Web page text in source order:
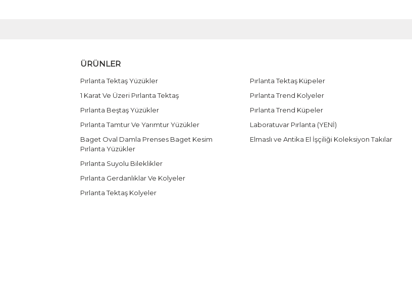
ÜRÜNLER
Pırlanta Tektaş Yüzükler
1 Karat Ve Üzeri Pırlanta Tektaş
Pırlanta Beştaş Yüzükler
Pırlanta Tamtur Ve Yarımtur Yüzükler
Baget Oval Damla Prenses Baget Kesim
Pırlanta Yüzükler
Pırlanta Suyolu Bileklikler
Pırlanta Gerdanlıklar Ve Kolyeler
Pırlanta Tektaş Kolyeler
Pırlanta Tektaş Küpeler
Pırlanta Trend Kolyeler
Pırlanta Trend Küpeler
Laboratuvar Pırlanta (YENİ)
Elmaslı ve Antika El İşçiliği Koleksiyon Takılar